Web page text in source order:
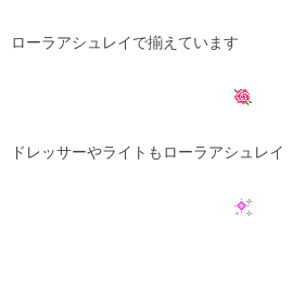
ローラアシュレイで揃えています
ドレッサーやライトもローラアシュレイ